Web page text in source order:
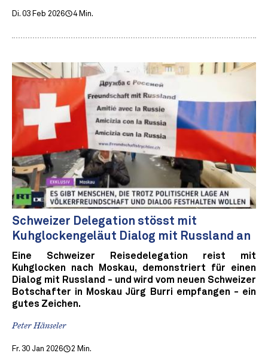
Di. 03 Feb 2026 4 Min.
Schweizer Delegation stösst mit
Kuhglockengeläut Dialog mit Russland an
Eine Schweizer Reisedelegation reist mit
Kuhglocken nach Moskau, demonstriert für einen
Dialog mit Russland - und wird vom neuen Schweizer
Botschafter in Moskau Jürg Burri empfangen - ein
gutes Zeichen.
Peter Hänseler
Fr. 30 Jan 2026 2 Min.